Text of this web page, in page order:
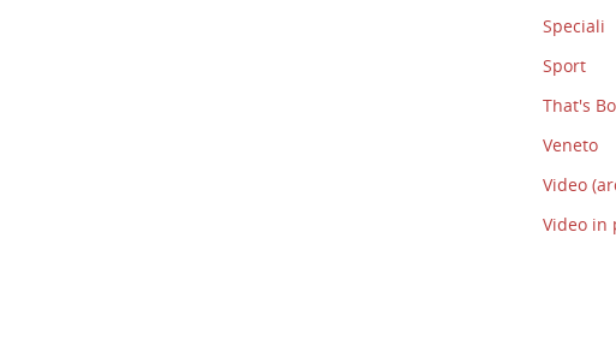
Speciali
Sport
That's
Veneto
Video
Video in